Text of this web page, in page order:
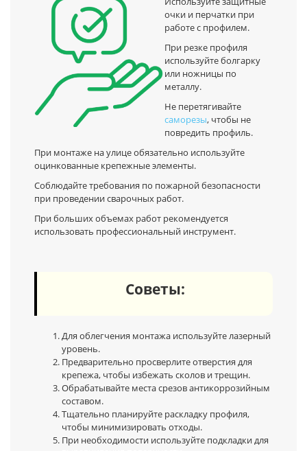
очки и перчатки при
работе с профилем.
При резке профиля
используйте болгарку
или ножницы по
металлу.
Не перетягивайте
саморезы, чтобы не
повредить профиль.
При монтаже на улице обязательно используйте
оцинкованные крепежные элементы.
Соблюдайте требования по пожарной безопасности
при проведении сварочных работ.
При больших объемах работ рекомендуется
использовать профессиональный инструмент.
Советы:
Для облегчения монтажа используйте лазерный
уровень.
Предварительно просверлите отверстия для
крепежа, чтобы избежать сколов и трещин.
Обрабатывайте места срезов антикоррозийным
составом.
Тщательно планируйте раскладку профиля,
чтобы минимизировать отходы.
При необходимости используйте подкладки для